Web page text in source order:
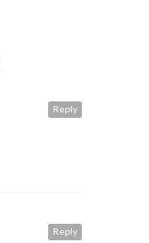
Reply
Reply